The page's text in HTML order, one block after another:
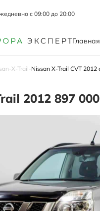
с 09:00 до 20:00
Главная
-X-Trail-Nissan X-Trail CVT
2012 897